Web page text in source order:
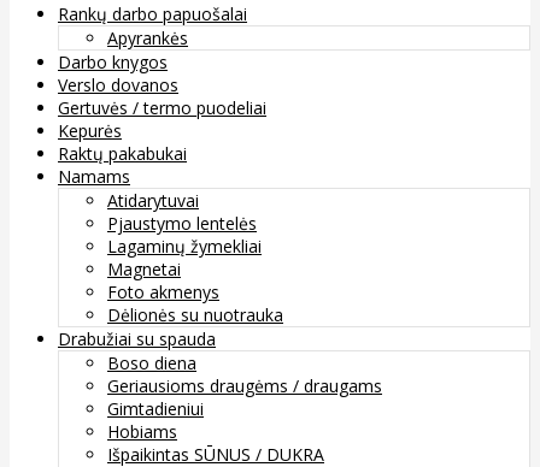
Rankų darbo papuošalai
Apyrankės
Darbo knygos
Verslo dovanos
Gertuvės / termo puodeliai
Kepurės
Raktų pakabukai
Namams
Atidarytuvai
Pjaustymo lentelės
Lagaminų žymekliai
Magnetai
Foto akmenys
Dėlionės su nuotrauka
Drabužiai su spauda
Boso diena
Geriausioms draugėms / draugams
Gimtadieniui
Hobiams
Išpaikintas SŪNUS / DUKRA